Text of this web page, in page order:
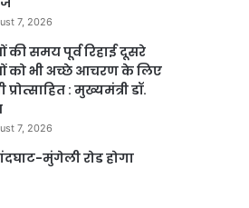
7, 2026
की समय पूर्व रिहाई दूसरे
को भी अच्छे आचरण के लिए
: मुख्यमंत्री डॉ.
7, 2026
मुंगेली रोड होगा